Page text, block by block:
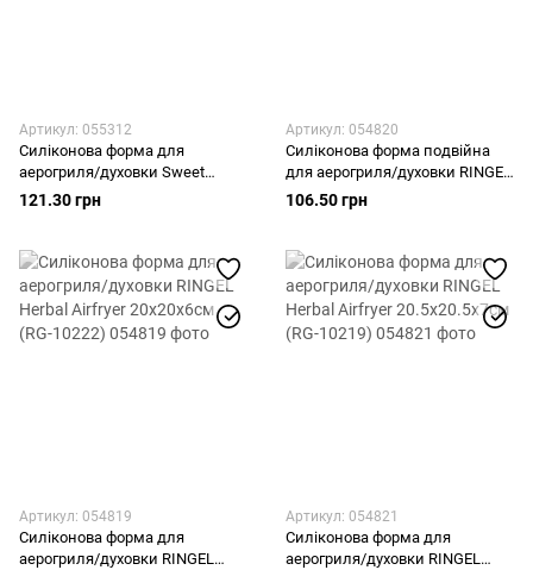
Артикул: 055312
Силіконова форма для
аерогриля/духовки Sweet
House 22x22x6см (TY929)
121.30 грн
Артикул: 054820
Силіконова форма подвійна
для аерогриля/духовки RINGEL
Herbal Airfryer 20x20x4.5см (RG-
106.50 грн
Артикул: 054819
Силіконова форма для
аерогриля/духовки RINGEL
Артикул: 054821
Силіконова форма для
аерогриля/духовки RINGEL